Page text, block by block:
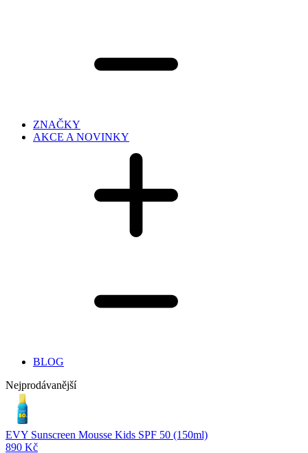
ZNAČKY
AKCE A NOVINKY
BLOG
Nejprodávanější
EVY Sunscreen Mousse Kids SPF 50 (150ml)
890 Kč